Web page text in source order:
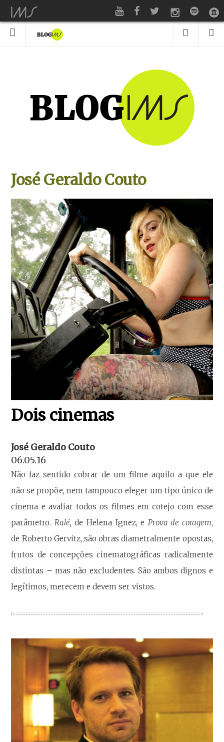
José Geraldo Couto
Dois cinemas
José Geraldo Couto
06.05.16
Não faz sentido cobrar de um filme aquilo a que ele
não se propõe, nem tampouco eleger um tipo único de
cinema e avaliar todos os filmes em cotejo com esse
parâmetro. Ralé, de Helena Ignez, e Prova de coragem,
de Roberto Gervitz, são obras diametralmente opostas,
frutos de concepções cinematográficas radicalmente
distintas – mas não excludentes. São ambos dignos e
legítimos, merecem e devem ser vistos.